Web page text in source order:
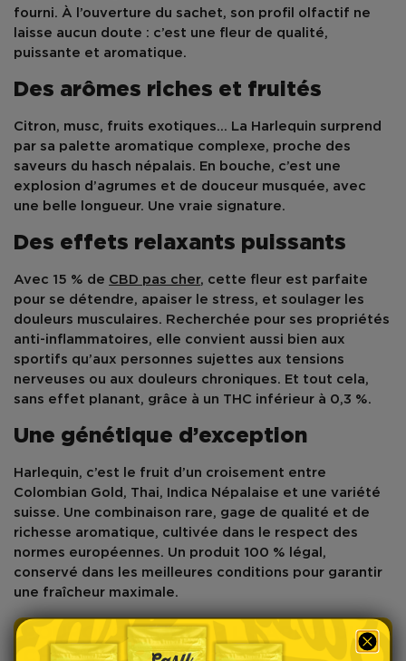
fourni. À l’ouverture du sachet, son profil olfactif ne
laisse aucun doute : c’est une fleur de qualité,
puissante et aromatique.
Des arômes riches et fruités
Citron, musc, fruits exotiques… La Harlequin surprend
par sa palette aromatique complexe, proche des
saveurs du hasch népalais. En bouche, c’est une
explosion d’agrumes et de douceur musquée, avec
une belle longueur. Une vraie signature.
Des effets relaxants puissants
Avec 15 % de CBD pas cher, cette fleur est parfaite
pour se détendre, apaiser le stress, et soulager les
douleurs musculaires. Recherchée pour ses propriétés
anti-inflammatoires, elle convient aussi bien aux
sportifs qu’aux personnes sujettes aux tensions
nerveuses ou aux douleurs chroniques. Et tout cela,
sans effet planant, grâce à un THC inférieur à 0,3 %.
Une génétique d’exception
Harlequin, c’est le fruit d’un croisement entre
Colombian Gold, Thai, Indica Népalaise et une variété
suisse. Une combinaison rare, gage de qualité et de
richesse aromatique, cultivée dans le respect des
normes européennes. Un produit 100 % légal,
conservé dans les meilleures conditions pour garantir
une fraîcheur maximale.
POURQUOI CHOISIR L'HARLEQUIN
CHEZ EASY WEED ?